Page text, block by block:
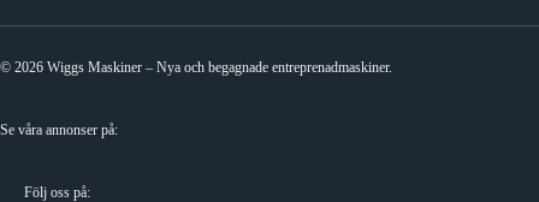
© 2026 Wiggs Maskiner – Nya och begagnade entreprenadmaskiner.
Se våra annonser på:
Följ oss på: